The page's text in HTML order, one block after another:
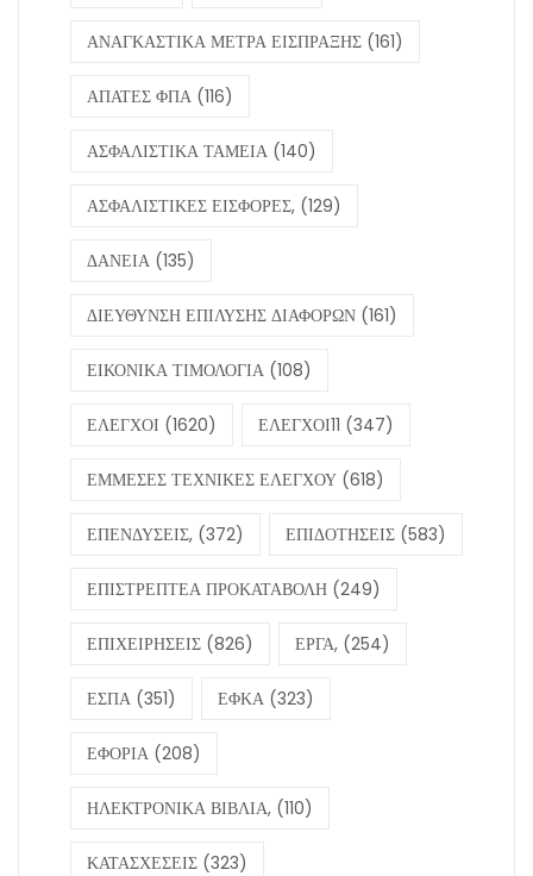
ΑΝΑΓΚΑΣΤΙΚΑ ΜΕΤΡΑ ΕΙΣΠΡΑΞΗΣ (161)
ΑΠΑΤΕΣ ΦΠΑ (116)
ΑΣΦΑΛΙΣΤΙΚΑ ΤΑΜΕΙΑ (140)
ΑΣΦΑΛΙΣΤΙΚΕΣ ΕΙΣΦΟΡΕΣ, (129)
ΔΑΝΕΙΑ (135)
ΔΙΕΥΘΥΝΣΗ ΕΠΙΛΥΣΗΣ ΔΙΑΦΟΡΩΝ (161)
ΕΙΚΟΝΙΚΑ ΤΙΜΟΛΟΓΙΑ (108)
ΕΛΕΓΧΟΙ (1620) ΕΛΕΓΧΟΙ11 (347)
ΕΜΜΕΣΕΣ ΤΕΧΝΙΚΕΣ ΕΛΕΓΧΟΥ (618)
ΕΠΕΝΔΥΣΕΙΣ, (372) ΕΠΙΔΟΤΗΣΕΙΣ (583)
ΕΠΙΣΤΡΕΠΤΕΑ ΠΡΟΚΑΤΑΒΟΛΗ (249)
ΕΠΙΧΕΙΡΗΣΕΙΣ (826) ΕΡΓΑ, (254)
ΕΣΠΑ (351) ΕΦΚΑ (323)
ΕΦΟΡΙΑ (208)
ΗΛΕΚΤΡΟΝΙΚΑ ΒΙΒΛΙΑ, (110)
ΚΑΤΑΣΧΕΣΕΙΣ (323)